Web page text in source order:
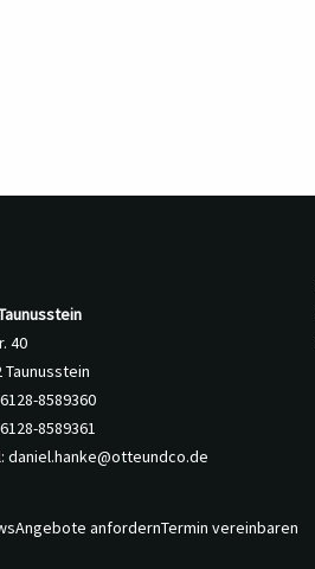
40
Taunusstein
8589360
8589361
daniel.hanke@otteundco.de
Angebote anfordernTermin vereinbaren